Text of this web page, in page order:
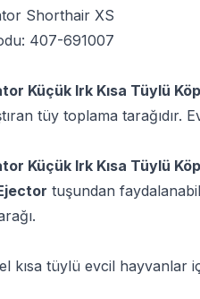
Shorthair XS
407-691007
Küçük Irk Kısa Tüylü
tüy toplama tarağıdır.
Küçük Irk Kısa Tüylü
tuşundan
kısa tüylü evcil hayvanlar